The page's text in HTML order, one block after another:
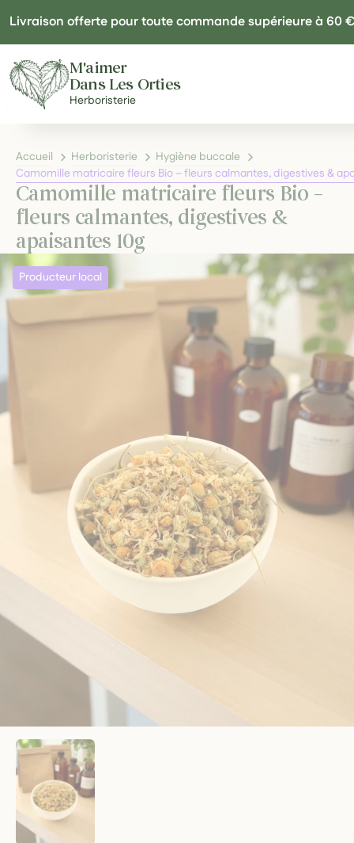
Livraison offerte pour toute commande supérieure à 60 €
M'aimer
Dans Les Orties
Herboristerie
Accueil Herboristerie
Hygiène buccale
Camomille matricaire fleurs Bio – fleurs calmantes, digestives &
Camomille matricaire fleurs Bio –
fleurs calmantes, digestives &
apaisantes 10g